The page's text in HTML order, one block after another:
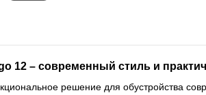
12 – современный стиль и
решение для обустройства